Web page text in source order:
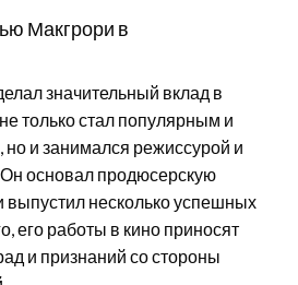
Макгрори в
значительный вклад в
только стал популярным и
но и занимался режиссурой и
основал продюсерскую
выпустил несколько успешных
его работы в кино приносят
и признаний со стороны